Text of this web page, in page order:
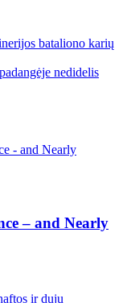
bataliono karių
nedidelis
– and Nearly